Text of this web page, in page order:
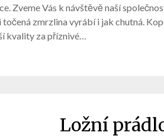
Zveme Vás k návštěvě naší
točená zmrzlina vyrábí i jak chutná.
kvality za příznivé…
Ložní